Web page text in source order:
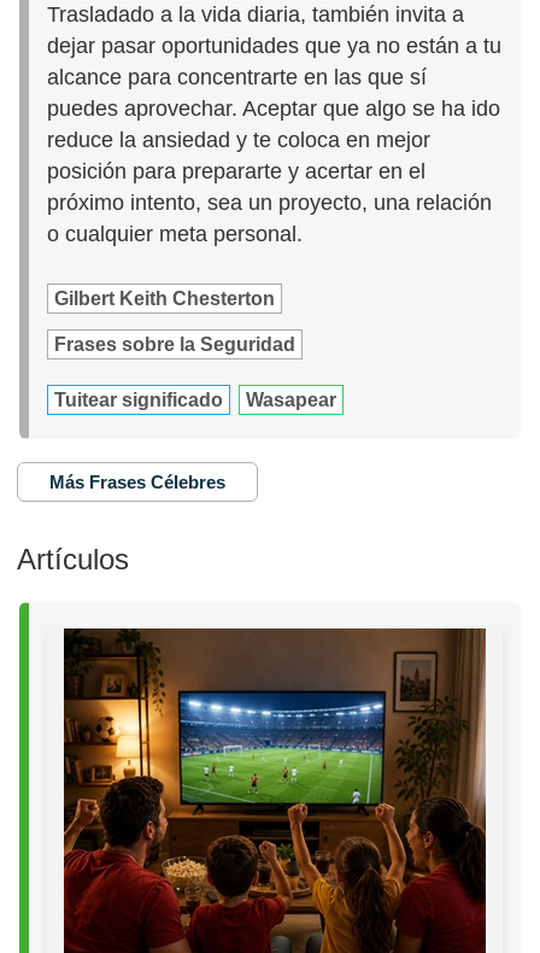
Trasladado a la vida diaria, también invita a
dejar pasar oportunidades que ya no están a tu
alcance para concentrarte en las que sí
puedes aprovechar. Aceptar que algo se ha ido
reduce la ansiedad y te coloca en mejor
posición para prepararte y acertar en el
próximo intento, sea un proyecto, una relación
o cualquier meta personal.
Gilbert Keith Chesterton
Frases sobre la Seguridad
Tuitear significado Wasapear
Más Frases Célebres
Artículos